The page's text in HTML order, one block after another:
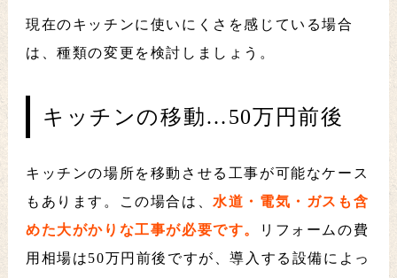
現在のキッチンに使いにくさを感じている場合
は、種類の変更を検討しましょう。
キッチンの移動…50万円前後
キッチンの場所を移動させる工事が可能なケース
もあります。この場合は、 水道・電気・ガスも含
めた大がかりな工事が必要です。
リフォームの費
用相場は50万円前後ですが、導入する設備によっ